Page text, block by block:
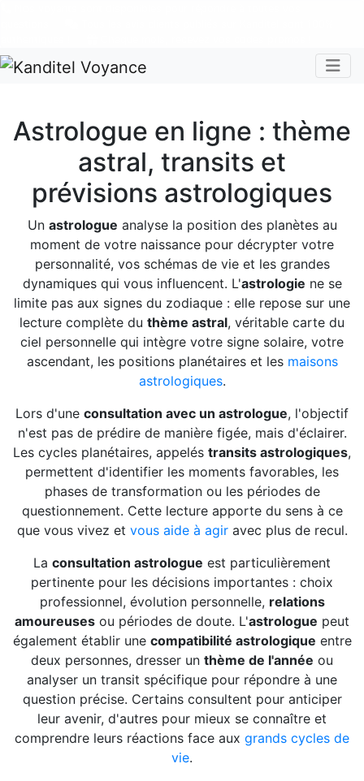
Astrologue en ligne : thème
astral, transits et
prévisions astrologiques
Un astrologue analyse la position des planètes au
moment de votre naissance pour décrypter votre
personnalité, vos schémas de vie et les grandes
dynamiques qui vous influencent. L'astrologie ne se
limite pas aux signes du zodiaque : elle repose sur une
lecture complète du thème astral, véritable carte du
ciel personnelle qui intègre votre signe solaire, votre
ascendant, les positions planétaires et les maisons
astrologiques.
Lors d'une consultation avec un astrologue, l'objectif
n'est pas de prédire de manière figée, mais d'éclairer.
Les cycles planétaires, appelés transits astrologiques,
permettent d'identifier les moments favorables, les
phases de transformation ou les périodes de
questionnement. Cette lecture apporte du sens à ce
que vous vivez et vous aide à agiravec plus de recul.
La consultation astrologue est particulièrement
pertinente pour les décisions importantes : choix
professionnel, évolution personnelle, relations
amoureuses ou périodes de doute. L'astrologue peut
également établir une compatibilité astrologique entre
deux personnes, dresser un thème de l'année ou
analyser un transit spécifique pour répondre à une
question précise. Certains consultent pour anticiper
leur avenir, d'autres pour mieux se connaître et
comprendre leurs réactions face aux grands cycles de
vie.